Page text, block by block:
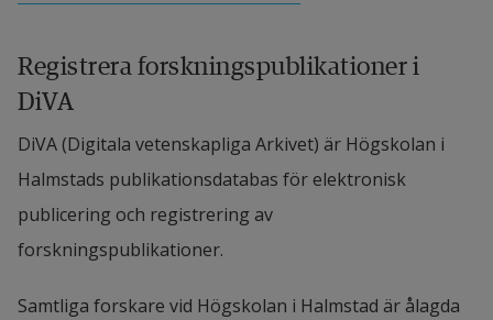
Registrera forskningspublikationer i
DiVA
DiVA (Digitala vetenskapliga Arkivet) är Högskolan i
Halmstads publikationsdatabas för elektronisk
publicering och registrering av
forskningspublikationer.
Samtliga forskare vid Högskolan i Halmstad är ålagda